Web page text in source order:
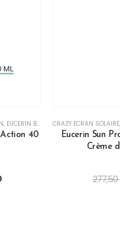
,PAR TYPE DE PEAU,PEAU GRASSE À
, EUCERIN BLACK FRIDAY ,LES SOINS
40
CRAZY ECRAN SOLAIRE,
Eucerin Sun
Crème
277,50